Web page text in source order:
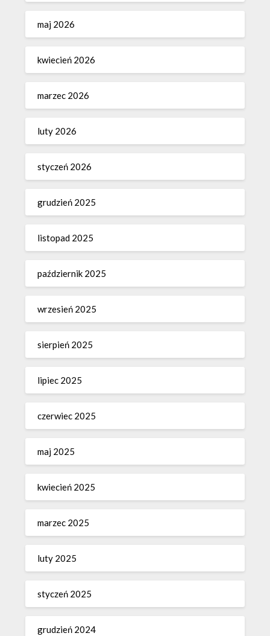
maj 2026
kwiecień 2026
marzec 2026
luty 2026
styczeń 2026
grudzień 2025
listopad 2025
październik 2025
wrzesień 2025
sierpień 2025
lipiec 2025
czerwiec 2025
maj 2025
kwiecień 2025
marzec 2025
luty 2025
styczeń 2025
grudzień 2024